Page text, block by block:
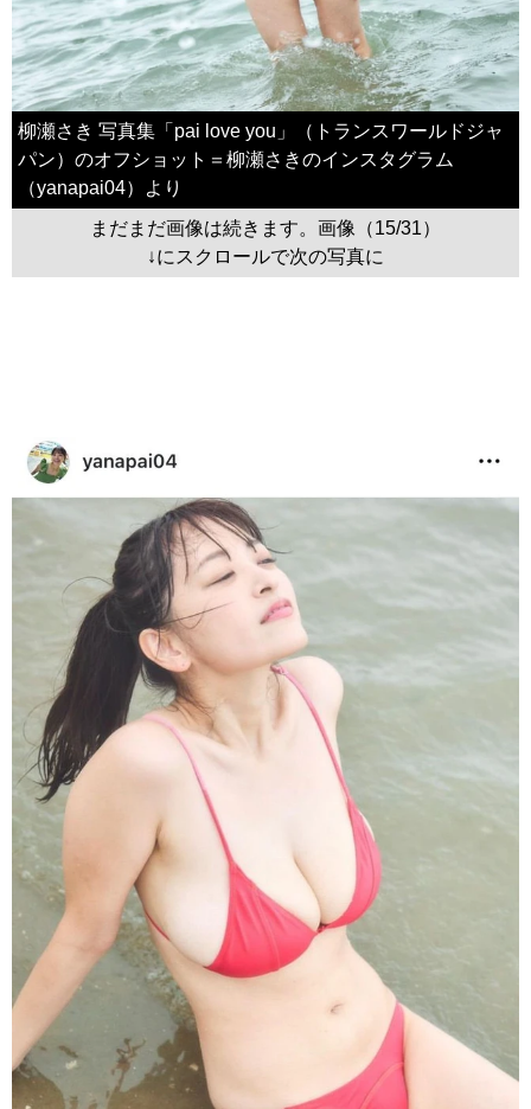
柳瀬さき 写真集「pai love you」（トランスワールドジャ
パン）のオフショット＝柳瀬さきのインスタグラム
（yanapai04）より
まだまだ画像は続きます。画像（15/31）
↓にスクロールで次の写真に